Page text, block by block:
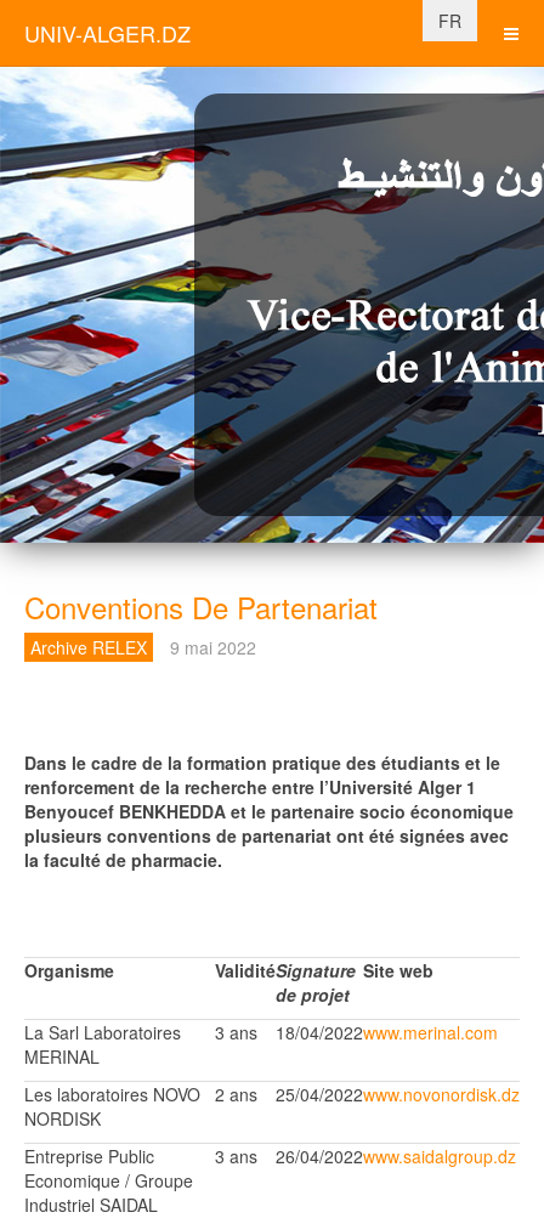
UNIV-ALGER.DZ
Sélectionnez
FR
Conventions De Partenariat
Archive RELEX 9 mai 2022
Dans le cadre de la formation pratique des étudiants et le
renforcement de la recherche entre l’Université Alger 1
Benyoucef BENKHEDDA et le partenaire socio économique
plusieurs conventions de partenariat ont été signées avec
la faculté de pharmacie.
Organisme ValiditéSignature
de projet
Site web
La Sarl Laboratoires
MERINAL
3 ans 18/04/2022www.merinal.com
Les laboratoires NOVO
NORDISK
2 ans 25/04/2022www.novonordisk.dz
Entreprise Public
Economique / Groupe
Industriel SAIDAL
3 ans 26/04/2022www.saidalgroup.dz